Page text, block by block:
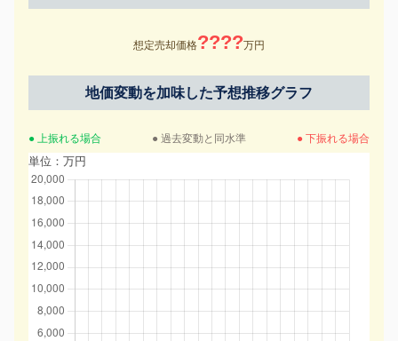
想定売却価格????万円
地価変動を加味した予想推移グラフ
● 上振れる場合 ● 過去変動と同水準 ● 下振れる場合
単位：万円